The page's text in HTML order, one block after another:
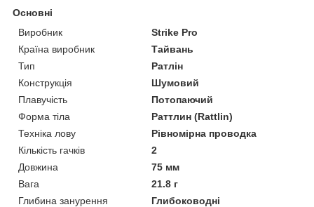
Основні
Виробник
Strike Pro
Країна виробник
Тайвань
Тип
Ратлін
Конструкція
Шумовий
Плавучість
Потопаючий
Форма тіла
Раттлин (Rattlin)
Техніка лову
Рівномірна проводка
Кількість гачків
2
Довжина
75 мм
Вага
21.8 г
Глибина занурення
Глибоководні